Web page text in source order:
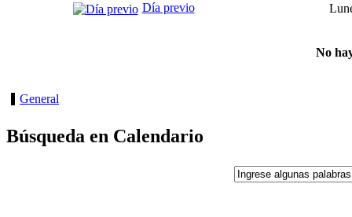
Día previo
No
General
Búsqueda en Calendario